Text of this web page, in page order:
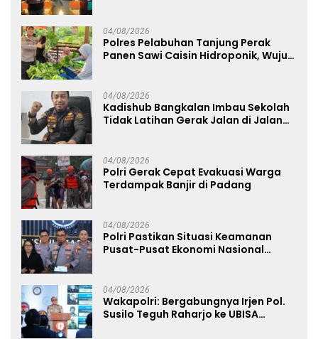
04/08/2026
Polres Pelabuhan Tanjung Perak
Panen Sawi Caisin Hidroponik, Wujud
04/08/2026
Kadishub Bangkalan Imbau Sekolah
Tidak Latihan Gerak Jalan di Jalan
04/08/2026
Polri Gerak Cepat Evakuasi Warga
Terdampak Banjir di Padang
04/08/2026
Polri Pastikan Situasi Keamanan
Pusat-Pusat Ekonomi Nasional
04/08/2026
Wakapolri: Bergabungnya Irjen Pol.
Susilo Teguh Raharjo ke UBISA